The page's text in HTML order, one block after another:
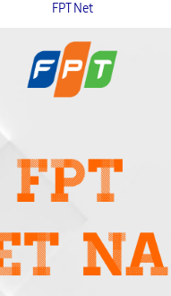
FPT Net